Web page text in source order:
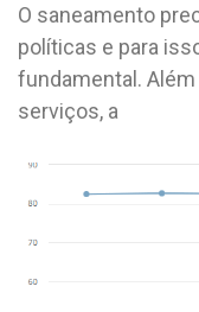
O saneamento
políticas e para
fundamental.
serviços, a